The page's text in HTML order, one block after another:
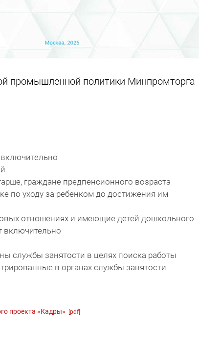
промышленной политики Минпромторга
граждане предпенсионного возраста
по уходу за ребенком до достижения им
отношениях и имеющие детей дошкольного
включительно
службы занятости в целях поиска работы
в органах службы занятости
проекта «Кадры» [pdf]